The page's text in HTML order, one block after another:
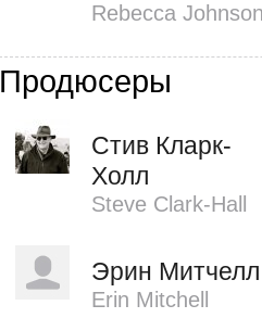
Rebecca
Продюсеры
Стив Кларк-
Холл
Steve Clark-Hall
Эрин Митчелл
Erin Mitchell